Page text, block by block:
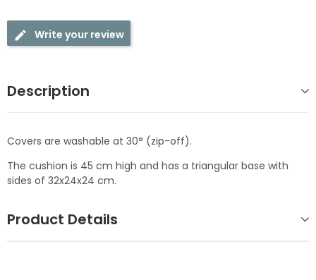
Write your review
Description
Covers are washable at 30° (zip-off).
The cushion is 45 cm high and has a triangular base with
sides of 32x24x24 cm.
Product Details